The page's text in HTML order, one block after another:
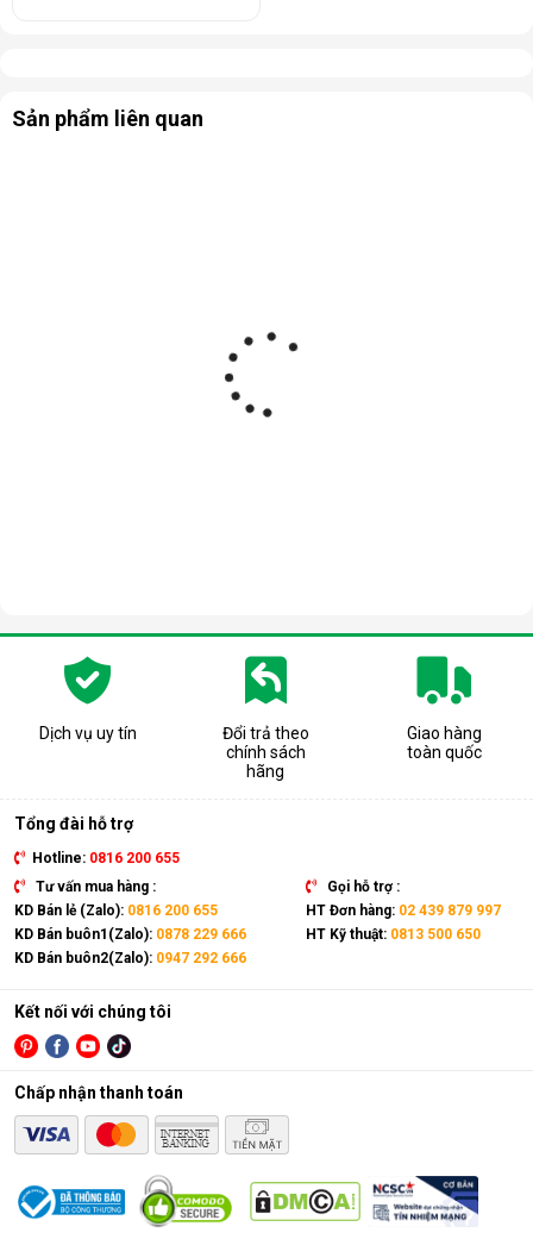
Sản phẩm liên quan
Dịch vụ uy tín
Đổi trả theo
chính sách
hãng
Giao hàng
toàn quốc
Tổng đài hỗ trợ
Hotline: 0816 200 655
Tư vấn mua hàng :
KD Bán lẻ (Zalo): 0816 200 655
KD Bán buôn1(Zalo): 0878 229 666
KD Bán buôn2(Zalo): 0947 292 666
Gọi hỗ trợ :
HT Đơn hàng: 02 439 879 997
HT Kỹ thuật: 0813 500 650
Kết nối với chúng tôi
Chấp nhận thanh toán